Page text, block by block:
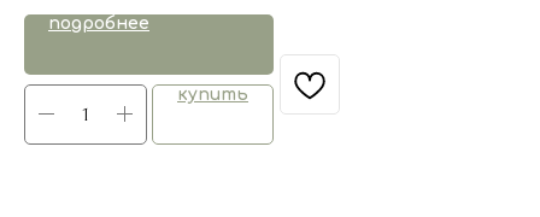
подробнее
купить